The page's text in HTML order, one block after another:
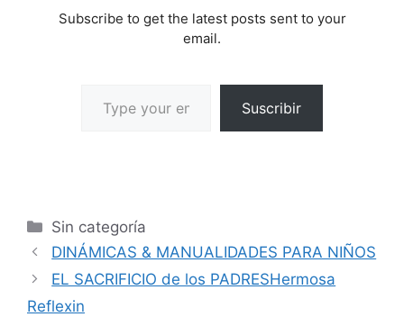
Subscribe to get the latest posts sent to your
email.
Suscribir
Sin categoría
DINÁMICAS & MANUALIDADES PARA NIÑOS
EL SACRIFICIO de los PADRESHermosa
Reflexin